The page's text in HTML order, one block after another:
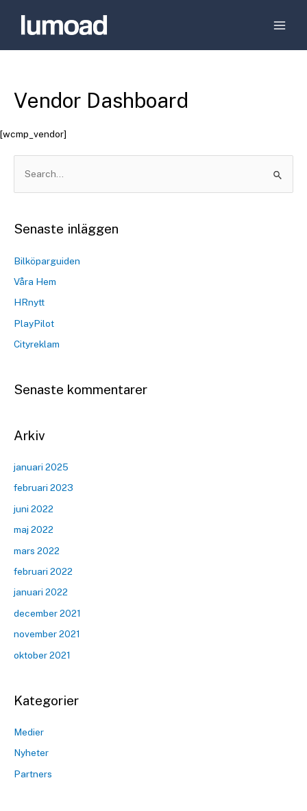
Vendor Dashboard
[wcmp_vendor]
Senaste inläggen
Bilköparguiden
Våra Hem
HRnytt
PlayPilot
Cityreklam
Senaste kommentarer
Arkiv
januari 2025
februari 2023
juni 2022
maj 2022
mars 2022
februari 2022
januari 2022
december 2021
november 2021
oktober 2021
Kategorier
Medier
Nyheter
Partners